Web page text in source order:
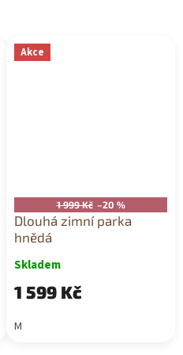
Akce
1 999 Kč –20 %
Dlouhá zimní parka
hnědá
Skladem
1 599 Kč
M